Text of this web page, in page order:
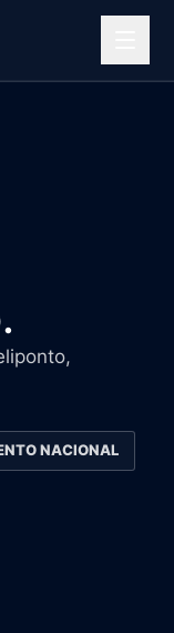
NACIONAL